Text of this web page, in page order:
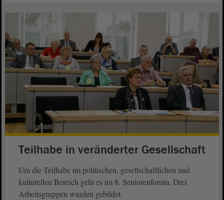
Teilhabe in veränderter Gesellschaft
Um die Teilhabe im politischen, gesellschaftlichen und
kulturellen Bereich geht es im 8. Seniorenforum. Drei
Arbeitsgruppen wurden gebildet.